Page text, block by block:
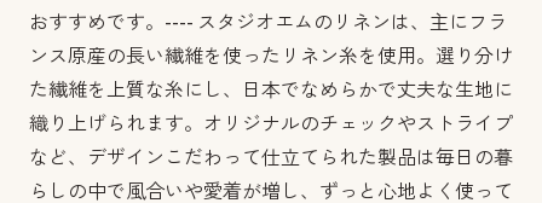
おすすめです。---- スタジオエムのリネンは、主にフラ
ンス原産の長い繊維を使ったリネン糸を使用。選り分け
た繊維を上質な糸にし、日本でなめらかで丈夫な生地に
織り上げられます。オリジナルのチェックやストライプ
など、デザインこだわって仕立てられた製品は毎日の暮
らしの中で風合いや愛着が増し、ずっと心地よく使って